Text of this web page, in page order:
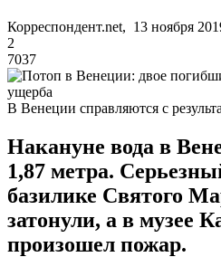
Корреспондент.net, 13 ноября
2
7037
В Венеции справляются с
Накануне вода в
1,87 метра.
базилике Святого
затонули, а в музее
произошел пожар.